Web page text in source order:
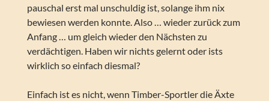
pauschal erst mal unschuldig ist, solange ihm nix
bewiesen werden konnte. Also … wieder zurück zum
Anfang … um gleich wieder den Nächsten zu
verdächtigen. Haben wir nichts gelernt oder ists
wirklich so einfach diesmal?
Einfach ist es nicht, wenn Timber-Sportler die Äxte